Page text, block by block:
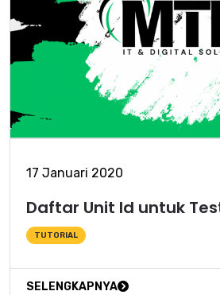
17 Januari 2020
Daftar Unit Id untuk
TUTORIAL
SELENGKAPNYA